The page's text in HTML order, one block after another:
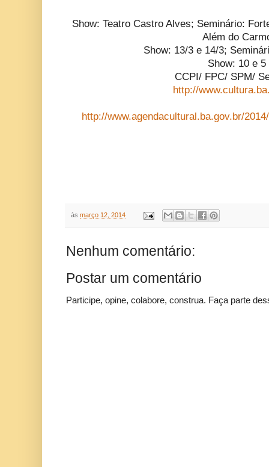
Show: Teatro Castro Alves; Seminário:
Além do
Show: 13/3 e 14/3;
Show: 10 e 5
CCPI/ FPC/ SPM/
http://
http://www.agendacultural.ba.gov.br/
às março 12, 2014
Nenhum comentário:
Postar um comentário
Participe, opine, colabore, construa. Faça parte